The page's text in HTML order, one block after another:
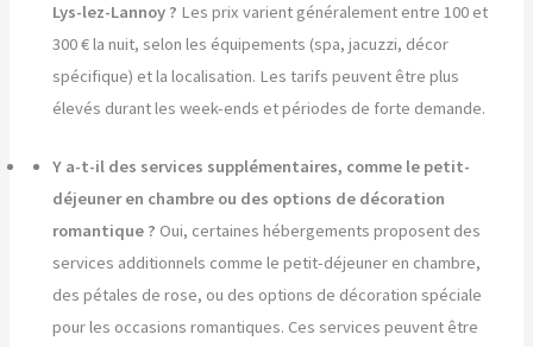
Lys-lez-Lannoy ? Les prix varient généralement entre 100 et
300 € la nuit, selon les équipements (spa, jacuzzi, décor
spécifique) et la localisation. Les tarifs peuvent être plus
élevés durant les week-ends et périodes de forte demande.
Y a-t-il des services supplémentaires, comme le petit-
déjeuner en chambre ou des options de décoration
romantique ? Oui, certaines hébergements proposent des
services additionnels comme le petit-déjeuner en chambre,
des pétales de rose, ou des options de décoration spéciale
pour les occasions romantiques. Ces services peuvent être